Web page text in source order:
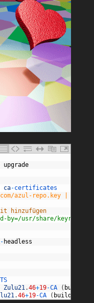
upgrade
ca-certificates
azul-repo.key | sudo
hinzufügen
by=/usr/share/
- headless
Zulu21 .46+19-CA ( build
.46+19-CA ( build